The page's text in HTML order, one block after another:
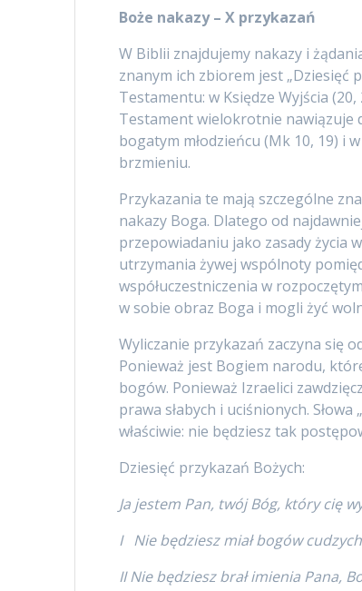
Boże nakazy – X przykazań
W Biblii znajdujemy nakazy i
znanym ich zbiorem jest „Dziesięć
Testamentu: w Księdze Wyjścia
Testament wielokrotnie nawiązuje
bogatym młodzieńcu (Mk 10, 19) i
brzmieniu.
Przykazania te mają szczególne
nakazy Boga. Dlatego od
przepowiadaniu jako zasady życia
utrzymania żywej wspólnoty
współuczestniczenia w
w sobie obraz Boga i mogli żyć
Wyliczanie przykazań zaczyna się
Ponieważ jest Bogiem narodu,
bogów. Ponieważ Izraelici
prawa słabych i uciśnionych.
właściwie: nie będziesz tak
Dziesięć przykazań Bożych:
Ja jestem Pan, twój Bóg, który cię
I Nie będziesz miał bogów
II Nie będziesz brał imienia Pana,